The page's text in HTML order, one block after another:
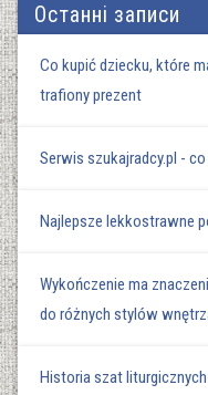
Останні записи
Co kupić dziecku, które
trafiony prezent
Serwis szukajradcy.pl -
Najlepsze lekkostrawne
Wykończenie ma
do różnych stylów
Historia szat